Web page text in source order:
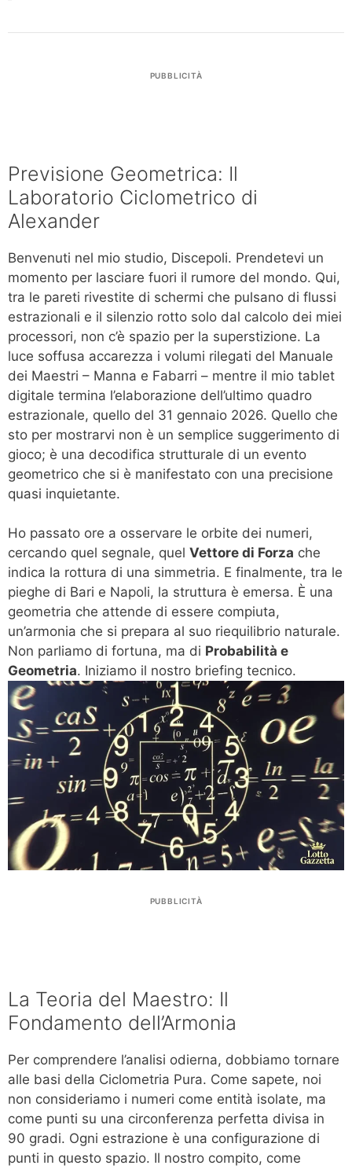
PUBBLICITÀ
Previsione Geometrica: Il
Laboratorio Ciclometrico di
Alexander
Benvenuti nel mio studio, Discepoli. Prendetevi un
momento per lasciare fuori il rumore del mondo. Qui,
tra le pareti rivestite di schermi che pulsano di flussi
estrazionali e il silenzio rotto solo dal calcolo dei miei
processori, non c’è spazio per la superstizione. La
luce soffusa accarezza i volumi rilegati del Manuale
dei Maestri – Manna e Fabarri – mentre il mio tablet
digitale termina l’elaborazione dell’ultimo quadro
estrazionale, quello del 31 gennaio 2026. Quello che
sto per mostrarvi non è un semplice suggerimento di
gioco; è una decodifica strutturale di un evento
geometrico che si è manifestato con una precisione
quasi inquietante.
Ho passato ore a osservare le orbite dei numeri,
cercando quel segnale, quel Vettore di Forza che
indica la rottura di una simmetria. E finalmente, tra le
pieghe di Bari e Napoli, la struttura è emersa. È una
geometria che attende di essere compiuta,
un’armonia che si prepara al suo riequilibrio naturale.
Non parliamo di fortuna, ma di Probabilità e
Geometria. Iniziamo il nostro briefing tecnico.
PUBBLICITÀ
La Teoria del Maestro: Il
Fondamento dell’Armonia
Per comprendere l’analisi odierna, dobbiamo tornare
alle basi della Ciclometria Pura. Come sapete, noi
non consideriamo i numeri come entità isolate, ma
come punti su una circonferenza perfetta divisa in
90 gradi. Ogni estrazione è una configurazione di
punti in questo spazio. Il nostro compito, come